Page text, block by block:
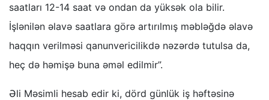
saatları 12-14 saat və ondan da yüksək ola bilir.
İşlənilən əlavə saatlara görə artırılmış məbləğdə əlavə
haqqın verilməsi qanunvericilikdə nəzərdə tutulsa da,
heç də həmişə buna əməl edilmir”.
Əli Məsimli hesab edir ki, dörd günlük iş həftəsinə